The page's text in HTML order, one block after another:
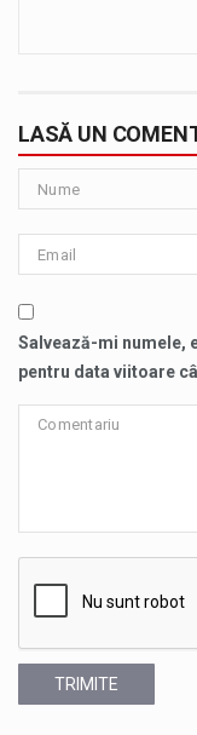
LASĂ UN
Salvează-mi numele,
pentru data viitoare
TRIMITE